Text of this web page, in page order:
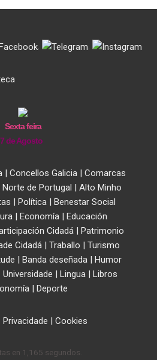
. .
Sexta feira
7 de Agosto
| Concellos Galicia| Comarcas
Norte de Portugal | Alto Minho
| Política| Benestar Social
| Economía | Educación
Cidadá| Patrimonio
Cidadá | Traballo | Turismo
| Banda deseñada | Humor
Universidade | Lingua| Libros
| Deporte
Privacidade | Cookies
en 1,165 segundos.